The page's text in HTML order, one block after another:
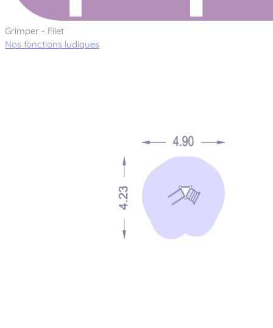
Grimper - Filet
Nos fonctions ludiques